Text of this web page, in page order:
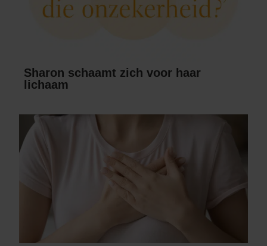
Sharon schaamt zich voor haar
lichaam